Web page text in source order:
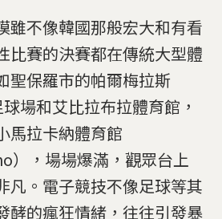
雖不像韓國那般宏大和有看
比賽的決賽都在傳統大型體
聖保羅市的帕爾梅拉斯
球場和艾比拉布拉體育館，
馬拉卡納體育館
），場場爆滿，觀眾台上
凡。電子競技不像足球等其
酵的瘋狂情緒，往往引發暴